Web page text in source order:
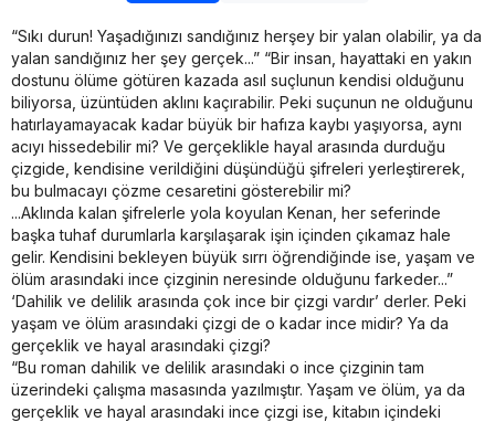
“Sıkı durun! Yaşadığınızı sandığınız herşey bir yalan olabilir, ya da
yalan sandığınız her şey gerçek...” “Bir insan, hayattaki en yakın
dostunu ölüme götüren kazada asıl suçlunun kendisi olduğunu
biliyorsa, üzüntüden aklını kaçırabilir. Peki suçunun ne olduğunu
hatırlayamayacak kadar büyük bir hafıza kaybı yaşıyorsa, aynı
acıyı hissedebilir mi? Ve gerçeklikle hayal arasında durduğu
çizgide, kendisine verildiğini düşündüğü şifreleri yerleştirerek,
bu bulmacayı çözme cesaretini gösterebilir mi?
...Aklında kalan şifrelerle yola koyulan Kenan, her seferinde
başka tuhaf durumlarla karşılaşarak işin içinden çıkamaz hale
gelir. Kendisini bekleyen büyük sırrı öğrendiğinde ise, yaşam ve
ölüm arasındaki ince çizginin neresinde olduğunu farkeder...”
‘Dahilik ve delilik arasında çok ince bir çizgi vardır’ derler. Peki
yaşam ve ölüm arasındaki çizgi de o kadar ince midir? Ya da
gerçeklik ve hayal arasındaki çizgi?
“Bu roman dahilik ve delilik arasındaki o ince çizginin tam
üzerindeki çalışma masasında yazılmıştır. Yaşam ve ölüm, ya da
gerçeklik ve hayal arasındaki ince çizgi ise, kitabın içindeki